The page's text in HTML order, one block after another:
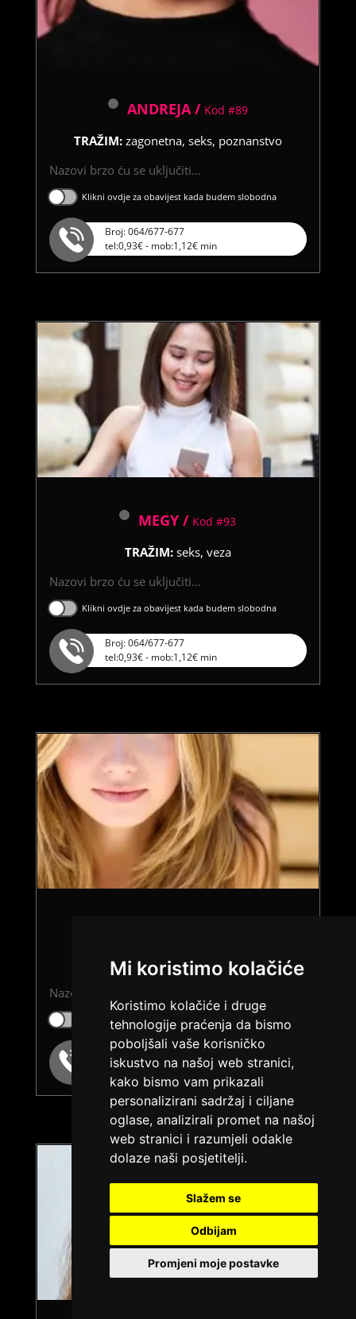
Mi koristimo kolačiće
Koristimo kolačiće i druge
tehnologije praćenja da bismo
poboljšali vaše korisničko
iskustvo na našoj web stranici,
kako bismo vam prikazali
personalizirani sadržaj i ciljane
oglase, analizirali promet na našoj
web stranici i razumjeli odakle
dolaze naši posjetitelji.
Slažem se
Odbijam
Promjeni moje postavke
ANDREJA / Kod #89
TRAŽIM: zagonetna, seks, poznanstvo
Nazovi brzo ću se uključiti...
Klikni ovdje za obavijest kada budem slobodna
Broj: 064/677-677
tel:0,93€ - mob:1,12€ min
MEGY / Kod #93
TRAŽIM: seks, veza
Nazovi brzo ću se uključiti...
Klikni ovdje za obavijest kada budem slobodna
Broj: 064/677-677
tel:0,93€ - mob:1,12€ min
TRAŽIM:seks, brak, veza
Nazovi brzo ću se uključiti...
Klikni ovdje za obavijest kada budem slobodna
Broj: 064/677-677
tel:0,93€ - mob:1,12€ min